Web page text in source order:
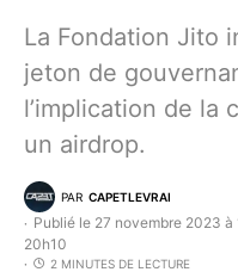
La Fondation Jito
jeton de
l’implication de la
un airdrop.
PAR CAPETLEVRAI
Publié le 27 novembre 2023 à
20h10
2 MINUTES DE LECTURE